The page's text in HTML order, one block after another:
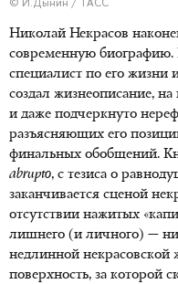
© И.Дынин / ТАСС
Николай Некрасов
современную биографию.
специалист по его жизни
создал жизнеописание,
и даже подчеркнуто
разъясняющих его
финальных обобщений.
abrupto, с тезиса о
заканчивается сценой
отсутствии нажитых
лишнего (и личного) —
недлинной
поверхность, за которой